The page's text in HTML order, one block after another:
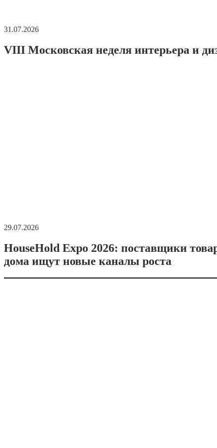
31.07.2026
VIII Московская неделя интерьера и
29.07.2026
HouseHold Expo 2026: поставщики
дома ищут новые каналы роста